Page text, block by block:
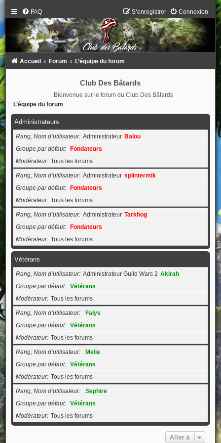
FAQ Connexion
S’enregistrer
Accueil Forum L’équipe du forum
Club Des Bâtards
Bienvenue sur le forum du Club Des Bâtards
L’équipe du forum
Administrateurs
Rang, Nom d’utilisateur Administrateur Balou
Groupe par défaut
Fondateurs
Modérateur Tous les forums
Rang, Nom d’utilisateur Administrateur splintermik
Groupe par défaut
Fondateurs
Modérateur Tous les forums
Rang, Nom d’utilisateur Administrateur Tarkhog
Groupe par défaut
Fondateurs
Modérateur Tous les forums
Vétérans
Rang, Nom d’utilisateur Administrateur Guild Wars 2 Akirah
Groupe par défaut
Vétérans
Modérateur Tous les forums
Rang, Nom d’utilisateur
Falys
Groupe par défaut
Vétérans
Modérateur Tous les forums
Rang, Nom d’utilisateur
Melie
Groupe par défaut
Vétérans
Modérateur Tous les forums
Rang, Nom d’utilisateur
Sephire
Groupe par défaut
Vétérans
Modérateur Tous les forums
Aller à